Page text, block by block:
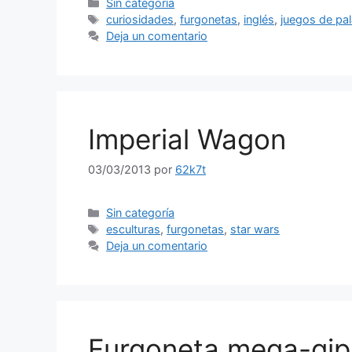
Sin categoría
Etiquetas
curiosidades,furgonetas, inglés, juegos de
Deja un comentario
Imperial Wagon
03/03/2013 por 62k7t
Categorías
Sin categoría
Etiquetas
esculturas,furgonetas, star wars
Deja un comentario